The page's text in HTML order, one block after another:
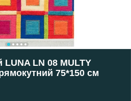
LN 08 MULTY
75*150 см